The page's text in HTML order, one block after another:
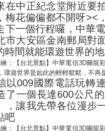
在中正紀念堂附近要
梅花偏偏都不開呀><
下一個行程囉，中華
市大安區金南郵局對
時間就能環遊世界的
以009國際電話玩轉
了一個長達600公尺
，讓我先帶各位漫步
吧